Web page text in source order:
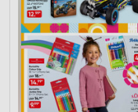
Geräte anhand von
Informationen
Nicht-IAB-
Notwendig
Performance